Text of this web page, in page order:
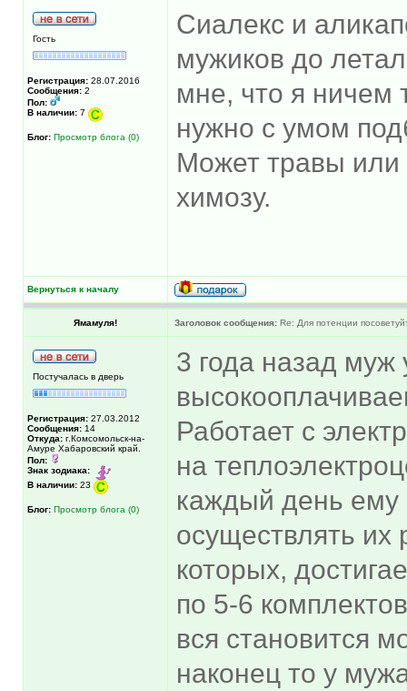
Гость
Регистрация: 28.07.2016
Сообщения: 2
Пол:
В наличии: 7
Блог: Просмотр блога (0)
Сиалекс и
мужиков до
мне, что я ничем
нужно с умом
Может травы или
химозу.
Вернуться к началу
Ямамуля! Заголовок сообщения: Re: Для потенции
Постучалась в дверь
Регистрация: 27.03.2012
Сообщения: 14
Откуда: г.Комсомольск-на-
Амуре Хабаровский край.
Пол:
Знак зодиака:
В наличии: 23
Блог: Просмотр блога (0)
3 года назад муж
Работает с
на
каждый день ему
осуществлять их
которых,
по 5-6
вся становится
наконец то у